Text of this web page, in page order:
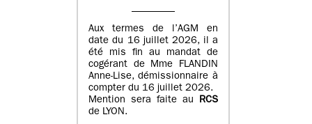
Aux termes de l’AGM en
date du 16 juillet 2026, il a
été mis fin au mandat de
cogérant de Mme FLANDIN
Anne-Lise, démissionnaire à
compter du 16 juillet 2026.
Mention sera faite au RCS
de LYON.